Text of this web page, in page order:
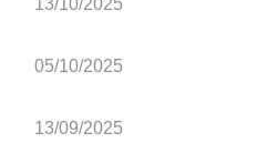
05/10/2025
13/09/2025